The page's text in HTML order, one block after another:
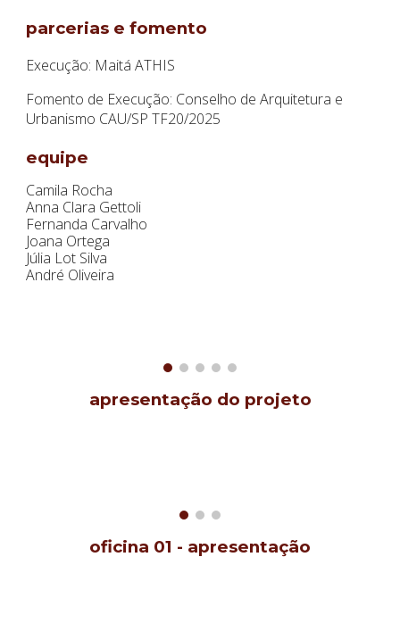
parcerias e fomento
Execução: Maitá ATHIS
Fomento de Execução: Conselho de Arquitetura e
Urbanismo CAU/SP TF20/2025
equipe
Camila Rocha
Anna Clara Gettoli
Fernanda Carvalho
Joana Ortega
Júlia Lot Silva
André Oliveira
apresentação do projeto
oficina 01 - apresentação